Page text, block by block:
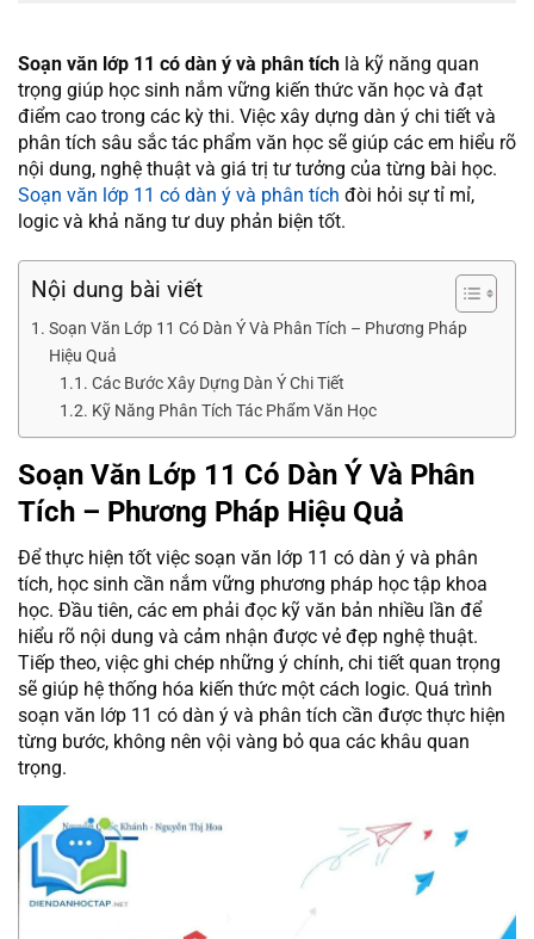
Soạn văn lớp 11 có dàn ý và phân tích là kỹ năng quan
trọng giúp học sinh nắm vững kiến thức văn học và đạt
điểm cao trong các kỳ thi. Việc xây dựng dàn ý chi tiết và
phân tích sâu sắc tác phẩm văn học sẽ giúp các em hiểu rõ
nội dung, nghệ thuật và giá trị tư tưởng của từng bài học.
Soạn văn lớp 11 có dàn ý và phân tích đòi hỏi sự tỉ mỉ,
logic và khả năng tư duy phản biện tốt.
Nội dung bài viết
Soạn Văn Lớp 11 Có Dàn Ý Và Phân Tích – Phương Pháp
Hiệu Quả
Các Bước Xây Dựng Dàn Ý Chi Tiết
Kỹ Năng Phân Tích Tác Phẩm Văn Học
Soạn Văn Lớp 11 Có Dàn Ý Và Phân
Tích – Phương Pháp Hiệu Quả
Để thực hiện tốt việc soạn văn lớp 11 có dàn ý và phân
tích, học sinh cần nắm vững phương pháp học tập khoa
học. Đầu tiên, các em phải đọc kỹ văn bản nhiều lần để
hiểu rõ nội dung và cảm nhận được vẻ đẹp nghệ thuật.
Tiếp theo, việc ghi chép những ý chính, chi tiết quan trọng
sẽ giúp hệ thống hóa kiến thức một cách logic. Quá trình
soạn văn lớp 11 có dàn ý và phân tích cần được thực hiện
từng bước, không nên vội vàng bỏ qua các khâu quan
trọng.